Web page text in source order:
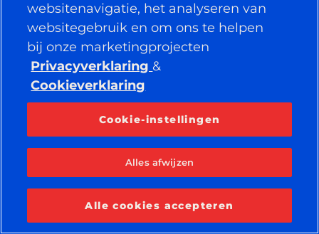
ALLE RECHTEN VOORBEHOUDEN
websitenavigatie, het analyseren van
websitegebruik en om ons te helpen
bij onze marketingprojecten
Privacyverklaring &
Cookieverklaring
Cookie-instellingen
Alles afwijzen
Alle cookies accepteren